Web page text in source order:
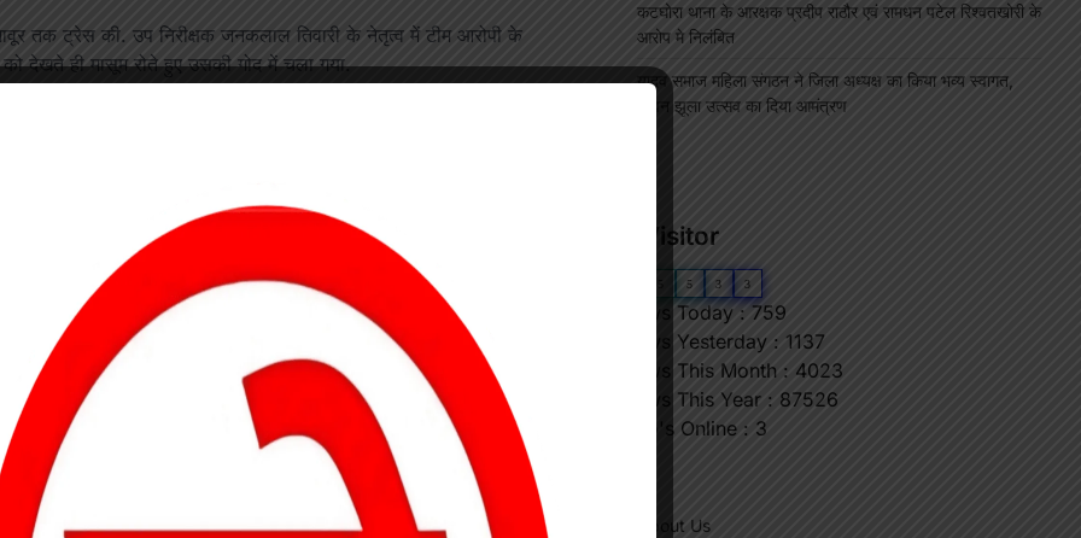
तक ट्रेस की. उप निरीक्षक जनकलाल तिवारी के नेतृत्व में टीम आरोपी के
देखते ही मासूम रोते हुए उसकी गोद में चला गया.
से उसे न्यायिक रिमांड पर जेल भेज दिया गया.
CG: नशे में हॉस्पिटल पहुंचा टीचर, तोड़फोड़ और गाली-गलौज पर उतरा
कटघोरा थाना के आरक्षक प्रदीप राठौर एवं रामधन पटेल रिश्वतखोरी के
आरोप मे निलंबित
यादव समाज महिला संगठन ने जिला अध्यक्ष का किया भव्य स्वागत,
सावन झूला उत्सव का दिया आमंत्रण
Our Visitor
5 3 3
Views Today : 759
Views Yesterday : 1137
Views This Month : 4023
Views This Year : 87526
Who's Online : 3
About Us